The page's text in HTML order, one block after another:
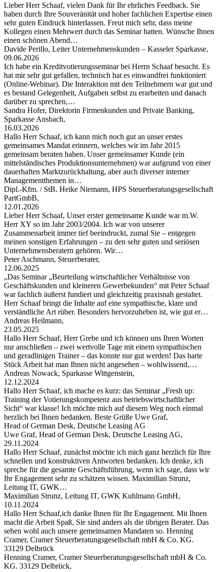
Lieber Herr Schaaf, vielen Dank für Ihr ehrliches Feedback. Sie
haben durch Ihre Souveränität und hoher fachlichen Expertise einen
sehr guten Eindruck hinterlassen. Freut mich sehr, dass meine
Kollegen einen Mehrwert durch das Seminar hatten. Wünsche Ihnen
einen schönen Abend…
Davide Perillo, Leiter Unternehmenskunden – Kasseler Sparkasse,
09.06.2026
Ich habe ein Kreditvotierungsseminar bei Herrn Schaaf besucht. Es
hat mir sehr gut gefallen, technisch hat es einwandfrei funktioniert
(Online-Webinar). Die Interaktion mit den Teilnehmern war gut und
es bestand Gelegenheit, Aufgaben selbst zu erarbeiten und danach
darüber zu sprechen,…
Sandra Hofer, Direktorin Firmenkunden und Private Banking,
Sparkasse Ansbach,
16.03.2026
Hallo Herr Schaaf, ich kann mich noch gut an unser erstes
gemeinsames Mandat erinnern, welches wir im Jahr 2015
gemeinsam beraten haben. Unser gemeinsamer Kunde (ein
mittelständisches Produktionsunternehmen) war aufgrund von einer
dauerhaften Marktzurückhaltung, aber auch diverser interner
Managementthemen in…
Dipl.-Kfm. / StB. Heike Niemann, HPS Steuerberatungsgesellschaft
PartGmbB,
12.01.2026
Lieber Herr Schaaf, Unser erster gemeinsame Kunde war m.W.
Herr XY so im Jahr 2003/2004. Ich war von unserer
Zusammenarbeit immer tief beeindruckt, zumal Sie – entgegen
meinen sonstigen Erfahrungen – zu den sehr guten und seriösen
Unternehmensberatern gehören. Wir…
Peter Aschmann, Steuerberater,
12.06.2025
„Das Seminar „Beurteilung wirtschaftlicher Verhältnisse von
Geschäftskunden und kleineren Gewerbekunden“ mit Peter Schaaf
war fachlich äußerst fundiert und gleichzeitig praxisnah gestaltet.
Herr Schaaf bringt die Inhalte auf eine sympathische, klare und
verständliche Art rüber. Besonders hervorzuheben ist, wie gut er…
Andreas Heilmann,
23.05.2025
Hallo Herr Schaaf, Herr Grebe und ich können uns Ihren Worten
nur anschließen – zwei wertvolle Tage mit einem sympathischen
und geradlinigen Trainer – das konnte nur gut werden! Das harte
Stück Arbeit hat man Ihnen nicht angesehen – wohlwissend,…
Andreas Nowack, Sparkasse Wittgenstein,
12.12.2024
Hallo Herr Schaaf, ich mache es kurz: das Seminar „Fresh up:
Training der Votierungskompetenz aus betriebswirtschaftlicher
Sicht“ war klasse! Ich möchte mich auf diesem Weg noch einmal
herzlich bei Ihnen bedanken. Beste Grüße Uwe Graf,
Head of German Desk, Deutsche Leasing AG
Uwe Graf, Head of German Desk, Deutsche Leasing AG,
29.11.2024
Hallo Herr Schaaf, zunächst möchte ich mich ganz herzlich für Ihre
schnellen und konstruktiven Antworten bedanken. Ich denke, ich
spreche für die gesamte Geschäftsführung, wenn ich sage, dass wir
Ihr Engagement sehr zu schätzen wissen. Maximilian Strunz,
Leitung IT, GWK…
Maximilian Strunz, Leitung IT, GWK Kuhlmann GmbH,
10.11.2024
Hallo Herr Schaaf,ich danke Ihnen für Ihr Engagement. Mit Ihnen
macht die Arbeit Spaß, Sie sind anders als die übrigen Berater. Das
sehen wohl auch unsere gemeinsamen Mandaten so. Henning
Cramer, Cramer Steuerberatungsgesellschaft mbH & Co. KG.
33129 Delbrück
Henning Cramer, Cramer Steuerberatungsgesellschaft mbH & Co.
KG. 33129 Delbrück,